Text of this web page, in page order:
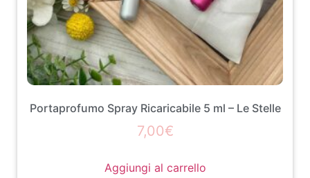
Portaprofumo Spray Ricaricabile 5 ml – Le Stelle
7,00€
Aggiungi al carrello